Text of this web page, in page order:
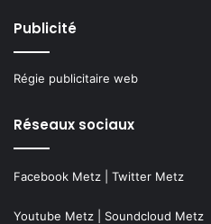
Publicité
Régie publicitaire web
Réseaux sociaux
Facebook Metz Twitter Metz
Youtube Metz Soundcloud Metz